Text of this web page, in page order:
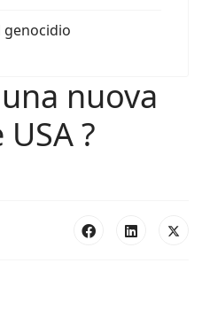
nuova
?